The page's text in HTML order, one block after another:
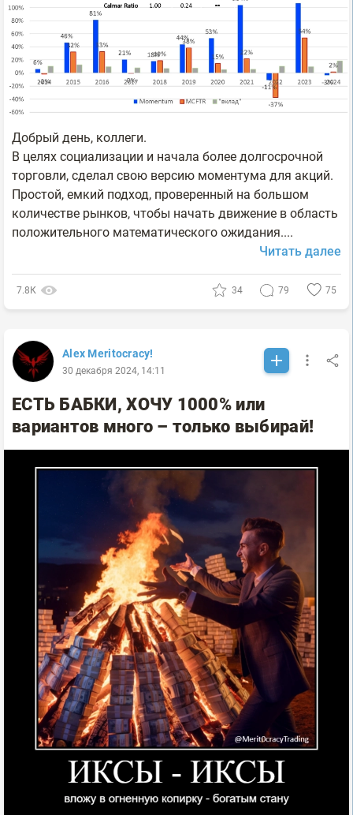
Добрый день, коллеги.
В целях социализации и начала более долгосрочной
торговли, сделал свою версию моментума для акций.
Простой, емкий подход, проверенный на большом
количестве рынков, чтобы начать движение в область
положительного математического ожидания....
Читать далее
7.8К 34 79 75
Alex Meritocracy!
30 декабря 2024, 14:11
ЕСТЬ БАБКИ, ХОЧУ 1000% или
вариантов много – только выбирай!